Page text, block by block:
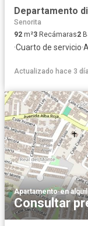
Senorita
92 m²3 Recámaras2
·Cuarto de servicio·
Actualizado hace 3
Apartamento·en
Consultar